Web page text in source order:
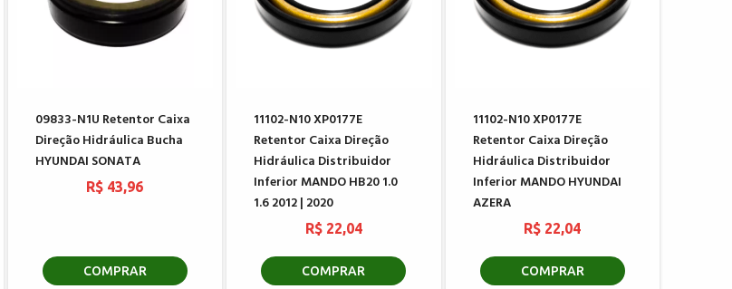
09833-N1U Retentor Caixa
Direção Hidráulica Bucha
HYUNDAI SONATA
R$ 43,96
COMPRAR
11102-N10 XP0177E
Retentor Caixa Direção
Hidráulica Distribuidor
Inferior MANDO HB20 1.0
1.6 2012 | 2020
R$ 22,04
COMPRAR
11102-N10 XP0177E
Retentor Caixa Direção
Hidráulica Distribuidor
Inferior MANDO HYUNDAI
AZERA
R$ 22,04
COMPRAR